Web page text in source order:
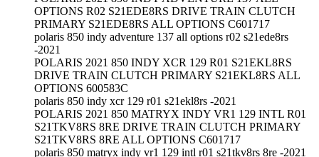
OPTIONS R02 S21EDE8RS DRIVE TRAIN CLUTCH
PRIMARY S21EDE8RS ALL OPTIONS C601717
polaris 850 indy adventure 137 all options r02 s21ede8rs
-2021
POLARIS 2021 850 INDY XCR 129 R01 S21EKL8RS
DRIVE TRAIN CLUTCH PRIMARY S21EKL8RS ALL
OPTIONS 600583C
polaris 850 indy xcr 129 r01 s21ekl8rs -2021
POLARIS 2021 850 MATRYX INDY VR1 129 INTL R01
S21TKV8RS 8RE DRIVE TRAIN CLUTCH PRIMARY
S21TKV8RS 8RE ALL OPTIONS C601717
polaris 850 matryx indy vr1 129 intl r01 s21tkv8rs 8re -2021